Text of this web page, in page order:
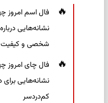
نشانه‌هایی
شخصی و کیفیت
نشانه‌هایی برای
کم‌دردسر